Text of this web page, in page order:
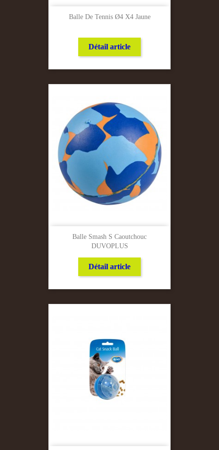
Balle De Tennis Ø4 X4 Jaune
Détail article
Balle Smash S Caoutchouc
DUVOPLUS
Détail article